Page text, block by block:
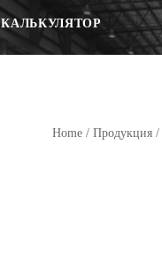
КАЛЬКУЛЯТОР
Home/ Продукция/